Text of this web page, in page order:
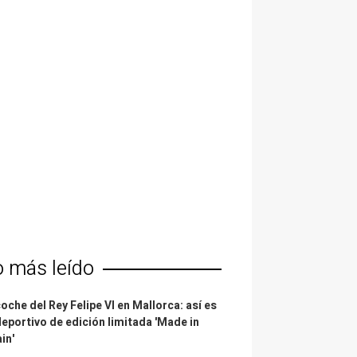
más leído
del Rey Felipe VI en Mallorca: así es
de edición limitada 'Made in